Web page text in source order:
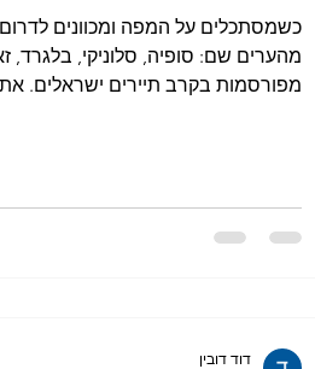
כשמסתכלים על המפה ומכוונים
מהערים שם: סופיה, סלוניקי, בלגרד,
מפורסמות בקרב תיירים ישראלים.
דוד דובין